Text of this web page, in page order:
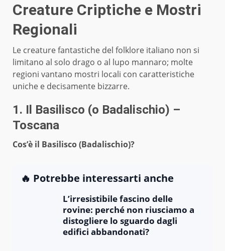
Creature Criptiche e Mostri
Regionali
Le creature fantastiche del folklore italiano non si
limitano al solo drago o al lupo mannaro; molte
regioni vantano mostri locali con caratteristiche
uniche e decisamente bizzarre.
1. Il Basilisco (o Badalischio) –
Toscana
Cos’è il Basilisco (Badalischio)?
🔥 Potrebbe interessarti anche
L’irresistibile fascino delle
rovine: perché non riusciamo a
distogliere lo sguardo dagli
edifici abbandonati?